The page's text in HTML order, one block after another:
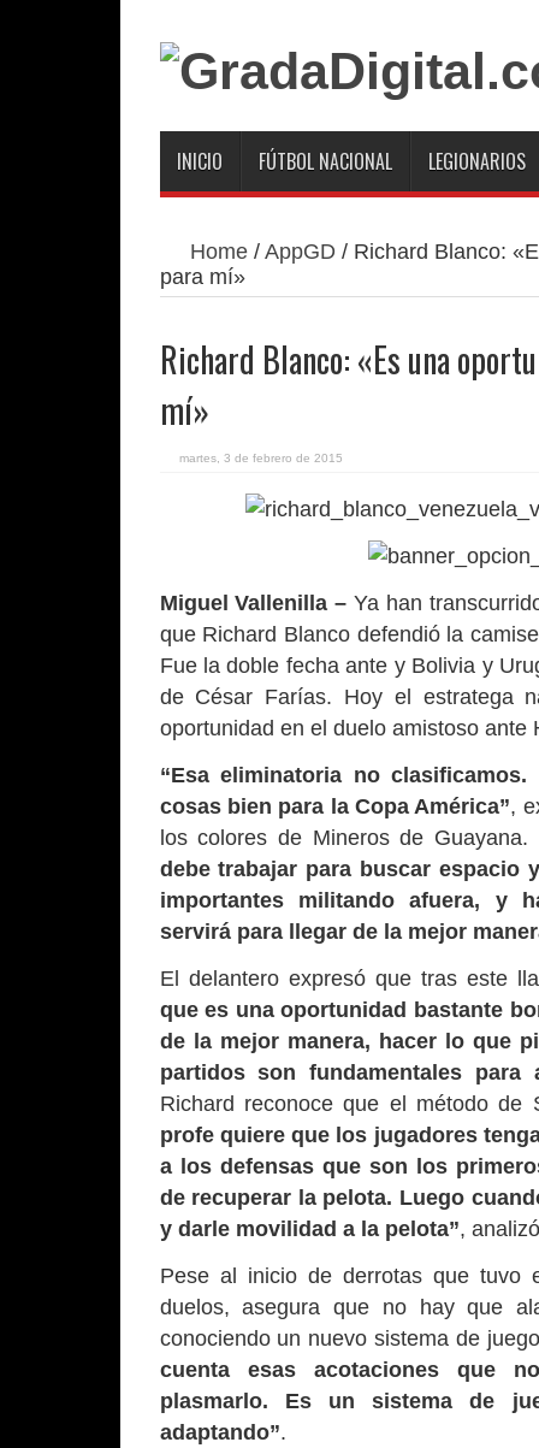
INICIO FÚTBOL NACIONAL LEGIONARIOS
Home/ AppGD / Richard Blanco:
para mí»
Richard Blanco: «Es una
mí»
martes, 3 de febrero de 2015
Miguel Vallenilla – Ya han
que Richard Blanco defendió la
Fue la doble fecha ante y Bolivia y
de César Farías. Hoy el estratega
oportunidad en el duelo amistoso ante
“Esa eliminatoria no
cosas bien para la Copa América”,
los colores de Mineros de
debe trabajar para buscar espacio
importantes militando afuera, y
servirá para llegar de la mejor
El delantero expresó que tras este
que es una oportunidad bastante
de la mejor manera, hacer lo que
partidos son fundamentales para
Richard reconoce que el método
profe quiere que los jugadores
a los defensas que son los
de recuperar la pelota. Luego
y darle movilidad a la pelota”,
Pese al inicio de derrotas que tuvo
duelos, asegura que no hay que
conociendo un nuevo sistema de
cuenta esas acotaciones que
plasmarlo. Es un sistema de
adaptando”.